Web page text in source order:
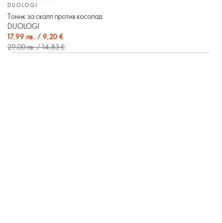
DUOLOGI
Тоник за скалп против косопад
DUOLOGI
17,99 лв. / 9,20 €
29,00 лв. / 14,83 €